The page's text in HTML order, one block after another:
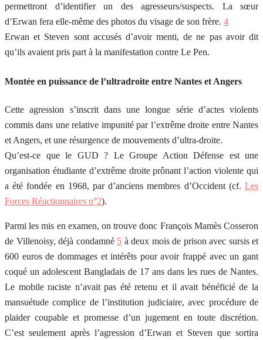
permettront d’identifier un des agresseurs/suspects. La sœur
d’Erwan fera elle-même des photos du visage de son frère. 4
Erwan et Steven sont accusés d’avoir menti, de ne pas avoir dit
qu’ils avaient pris part à la manifestation contre Le Pen.
Montée en puissance de l’ultradroite entre Nantes et Angers
Cette agression s’inscrit dans une longue série d’actes violents
commis dans une relative impunité par l’extrême droite entre Nantes
et Angers, et une résurgence de mouvements d’ultra-droite.
Qu’est-ce que le GUD ? Le Groupe Action Défense est une
organisation étudiante d’extrême droite prônant l’action violente qui
a été fondée en 1968, par d’anciens membres d’Occident (cf. Les
Forces Réactionnaires n°2).
Parmi les mis en examen, on trouve donc François Mamès Cosseron
de Villenoisy, déjà condamné 5 à deux mois de prison avec sursis et
600 euros de dommages et intérêts pour avoir frappé avec un gant
coqué un adolescent Bangladais de 17 ans dans les rues de Nantes.
Le mobile raciste n’avait pas été retenu et il avait bénéficié de la
mansuétude complice de l’institution judiciaire, avec procédure de
plaider coupable et promesse d’un jugement en toute discrétion.
C’est seulement après l’agression d’Erwan et Steven que sortira